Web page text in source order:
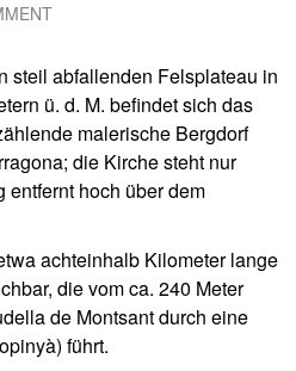
steil abfallenden Felsplateau in
ü. d. M. befindet sich das
malerische Bergdorf
die Kirche steht nur
entfernt hoch über dem
achteinhalb Kilometer lange
die vom ca. 240 Meter
de Montsant durch eine
führt.